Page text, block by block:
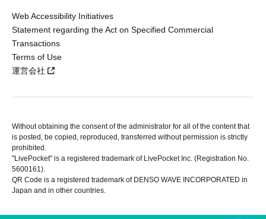
Web Accessibility Initiatives
Statement regarding the Act on Specified Commercial
Transactions
Terms of Use
運営会社
Without obtaining the consent of the administrator for all of the content that
is posted, be copied, reproduced, transferred without permission is strictly
prohibited.
"LivePocket" is a registered trademark of LivePocket Inc. (Registration No.
5600161).
QR Code is a registered trademark of DENSO WAVE INCORPORATED in
Japan and in other countries.